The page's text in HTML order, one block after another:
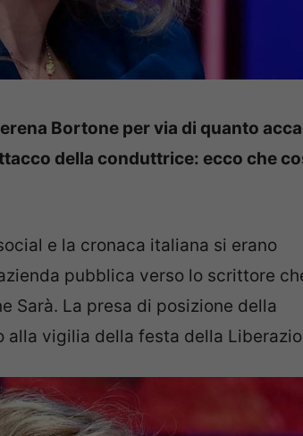
Bortone per via di quanto
della conduttrice: ecco che
e la cronaca italiana si erano
pubblica verso lo scrittore
Sarà. La presa di posizione della
vigilia della festa della